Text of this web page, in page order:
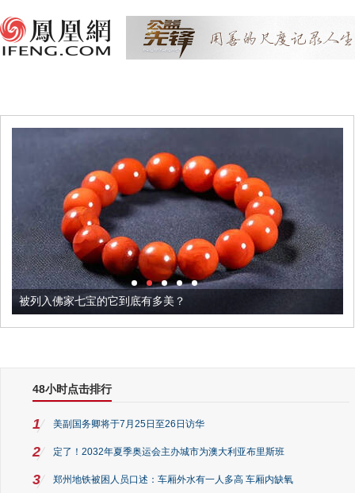
被列入佛家七宝的它到底有多美？
48小时点击排行
1 美副国务卿将于7月25日至26日访华
2 定了！2032年夏季奥运会主办城市为澳大利亚布里斯班
3 郑州地铁被困人员口述：车厢外水有一人多高 车厢内缺氧